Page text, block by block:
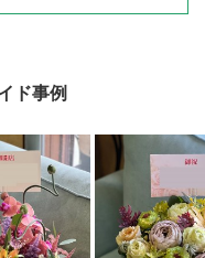
ド事例